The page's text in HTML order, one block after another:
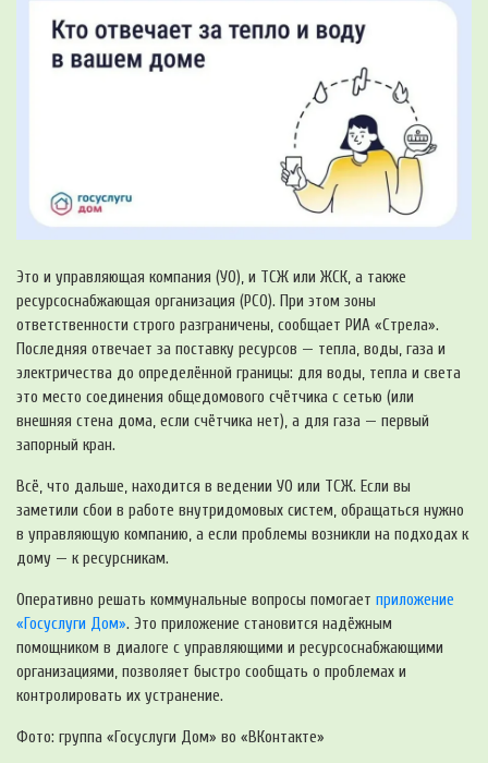
Это и управляющая компания (УО), и ТСЖ или ЖСК, а также
ресурсоснабжающая организация (РСО). При этом зоны
ответственности строго разграничены, сообщает РИА «Стрела».
Последняя отвечает за поставку ресурсов — тепла, воды, газа и
электричества до определённой границы: для воды, тепла и света
это место соединения общедомового счётчика с сетью (или
внешняя стена дома, если счётчика нет), а для газа — первый
запорный кран.
Всё, что дальше, находится в ведении УО или ТСЖ. Если вы
заметили сбои в работе внутридомовых систем, обращаться нужно
в управляющую компанию, а если проблемы возникли на подходах к
дому — к ресурсникам.
Оперативно решать коммунальные вопросы помогает приложение
«Госуслуги Дом». Это приложение становится надёжным
помощником в диалоге с управляющими и ресурсоснабжающими
организациями, позволяет быстро сообщать о проблемах и
контролировать их устранение.
Фото: группа «Госуслуги Дом» во «ВКонтакте»